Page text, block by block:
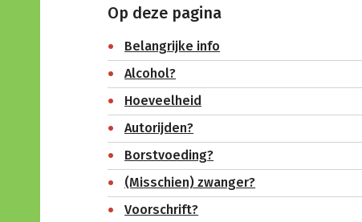
Op deze pagina
Belangrijke info
Alcohol?
Hoeveelheid
Autorijden?
Borstvoeding?
(Misschien) zwanger?
Voorschrift?